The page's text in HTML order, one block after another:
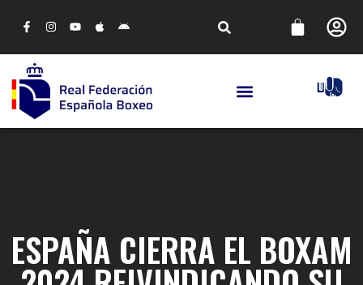
ESPAÑA CIERRA EL BOXAM